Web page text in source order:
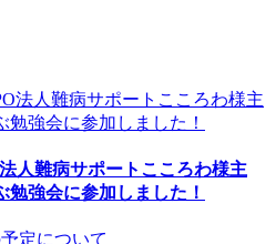
人難病サポートこころわ様主
強会に参加しました！